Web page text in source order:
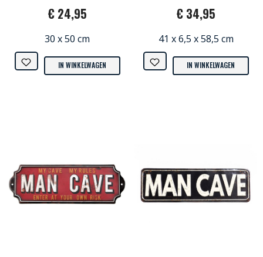
€ 24,95
30 x 50 cm
IN WINKELWAGEN
€ 34,95
41 x 6,5 x 58,5 cm
IN WINKELWAGEN